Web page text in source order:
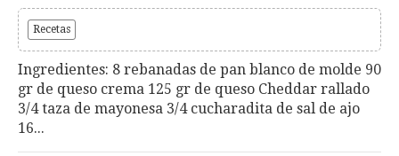
Recetas
Ingredientes: 8 rebanadas de pan blanco de molde 90
gr de queso crema 125 gr de queso Cheddar rallado
3/4 taza de mayonesa 3/4 cucharadita de sal de ajo
16...